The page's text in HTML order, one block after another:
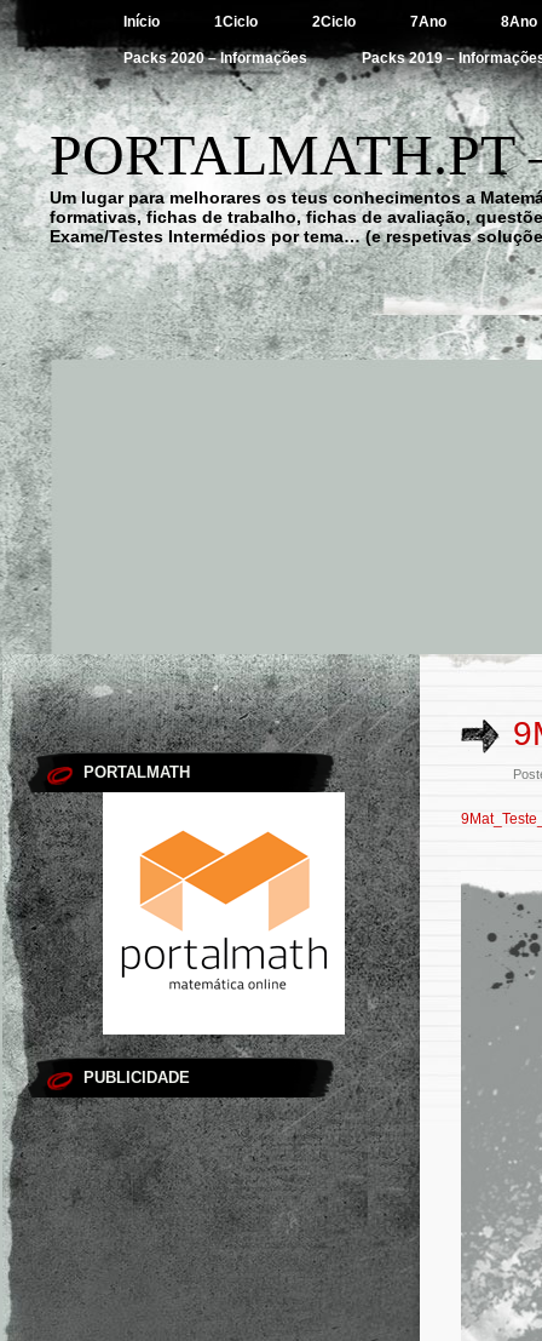
Início 1Ciclo 2Ciclo 7Ano 8Ano
Packs 2020 – Informações Packs 2019 –
Um lugar para melhorares os teus conhecimentos a
formativas, fichas de trabalho, fichas de avaliação,
Exame/Testes Intermédios por tema… (e respetivas
PORTALMATH
PUBLICIDADE